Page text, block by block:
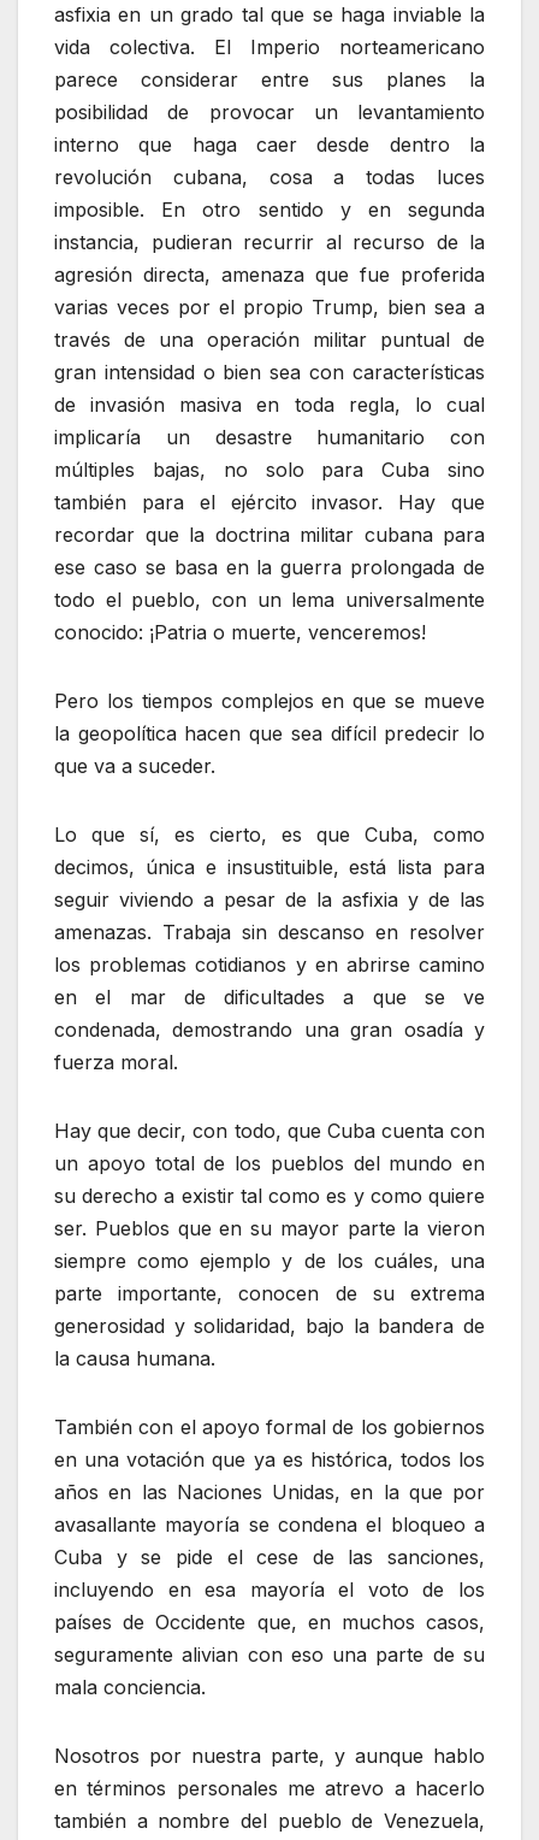
asfixia en un grado tal que se haga inviable la
vida colectiva. El Imperio norteamericano
parece considerar entre sus planes la
posibilidad de provocar un levantamiento
interno que haga caer desde dentro la
revolución cubana, cosa a todas luces
imposible. En otro sentido y en segunda
instancia, pudieran recurrir al recurso de la
agresión directa, amenaza que fue proferida
varias veces por el propio Trump, bien sea a
través de una operación militar puntual de
gran intensidad o bien sea con características
de invasión masiva en toda regla, lo cual
implicaría un desastre humanitario con
múltiples bajas, no solo para Cuba sino
también para el ejército invasor. Hay que
recordar que la doctrina militar cubana para
ese caso se basa en la guerra prolongada de
todo el pueblo, con un lema universalmente
conocido: ¡Patria o muerte, venceremos!
Pero los tiempos complejos en que se mueve
la geopolítica hacen que sea difícil predecir lo
que va a suceder.
Lo que sí, es cierto, es que Cuba, como
decimos, única e insustituible, está lista para
seguir viviendo a pesar de la asfixia y de las
amenazas. Trabaja sin descanso en resolver
los problemas cotidianos y en abrirse camino
en el mar de dificultades a que se ve
condenada, demostrando una gran osadía y
fuerza moral.
Hay que decir, con todo, que Cuba cuenta con
un apoyo total de los pueblos del mundo en
su derecho a existir tal como es y como quiere
ser. Pueblos que en su mayor parte la vieron
siempre como ejemplo y de los cuáles, una
parte importante, conocen de su extrema
generosidad y solidaridad, bajo la bandera de
la causa humana.
También con el apoyo formal de los gobiernos
en una votación que ya es histórica, todos los
años en las Naciones Unidas, en la que por
avasallante mayoría se condena el bloqueo a
Cuba y se pide el cese de las sanciones,
incluyendo en esa mayoría el voto de los
países de Occidente que, en muchos casos,
seguramente alivian con eso una parte de su
mala conciencia.
Nosotros por nuestra parte, y aunque hablo
en términos personales me atrevo a hacerlo
también a nombre del pueblo de Venezuela,